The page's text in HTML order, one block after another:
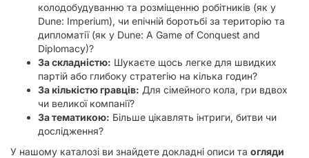
колодобудуванню та розміщенню робітників (як у
Dune: Imperium), чи епічній боротьбі за територію та
дипломатії (як у Dune: A Game of Conquest and
Diplomacy)?
За складністю: Шукаєте щось легке для швидких
партій або глибоку стратегію на кілька годин?
За кількістю гравців: Для сімейного кола, гри вдвох
чи великої компанії?
За тематикою: Більше цікавлять інтриги, битви чи
дослідження?
У нашому каталозі ви знайдете докладні описи та огляди